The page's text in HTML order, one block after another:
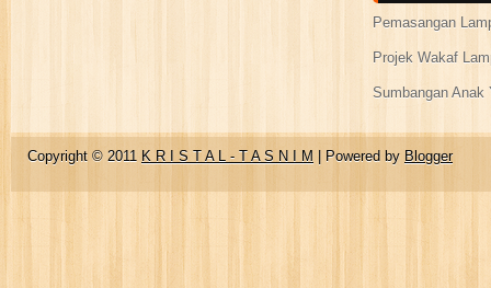
Pemasangan
Projek Wakaf
Sumbangan Anak
Copyright © 2011 K R I S T A L - T A S N I M | Powered by Blogger